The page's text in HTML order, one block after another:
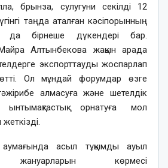
брынза, сулугуни секілді 12
таңда аталған кәсіпорынның
да бірнеше дүкендері бар.
Майра Алтынбекова жақын арада
экспорттауды жоспарлап
Ол мұндай форумдар өзге
алмасуға және шетелдік
ынтымақтастық орнатуға мол
жеткізді.
асыл тұқымды ауыл
жануарларын көрмесі